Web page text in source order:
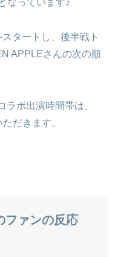
となっています♪
タートし、後半戦ト
APPLEさんの次の順
ボ出演時間帯は、
だきます。
ファンの反応